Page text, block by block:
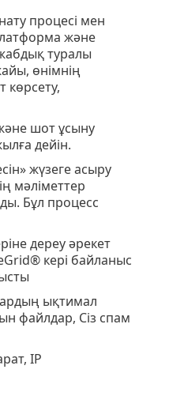
процесі мен
және
туралы
өнімнің
көрсету,
шот ұсыну
дейін.
жүзеге асыру
мәліметтер
Бұл процесс
дереу әрекет
кері байланыс
ықтимал
файлдар, Сіз спам
IP